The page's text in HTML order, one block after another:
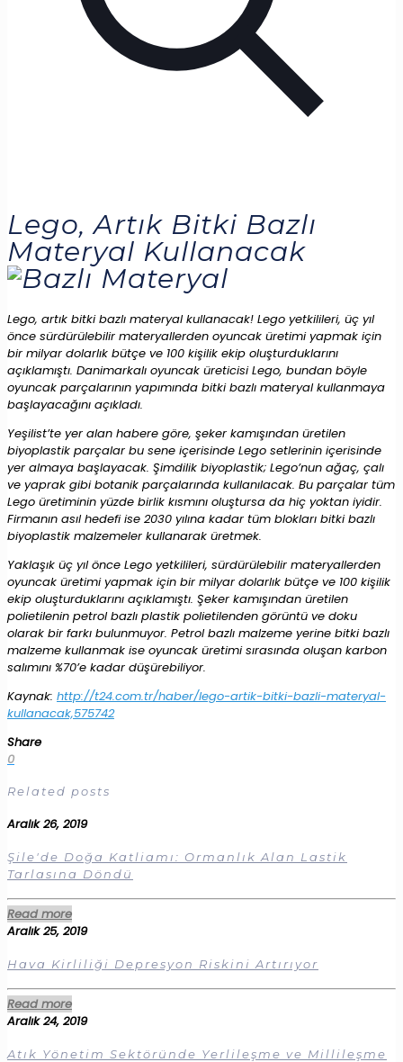
Lego, Artık Bitki Bazlı
Materyal Kullanacak
Lego, artık bitki bazlı materyal kullanacak! Lego yetkilileri, üç yıl
önce sürdürülebilir materyallerden oyuncak üretimi yapmak için
bir milyar dolarlık bütçe ve 100 kişilik ekip oluşturduklarını
açıklamıştı. Danimarkalı oyuncak üreticisi Lego, bundan böyle
oyuncak parçalarının yapımında bitki bazlı materyal kullanmaya
başlayacağını açıkladı.
Yeşilist’te yer alan habere göre, şeker kamışından üretilen
biyoplastik parçalar bu sene içerisinde Lego setlerinin içerisinde
yer almaya başlayacak. Şimdilik biyoplastik; Lego’nun ağaç, çalı
ve yaprak gibi botanik parçalarında kullanılacak. Bu parçalar tüm
Lego üretiminin yüzde birlik kısmını oluştursa da hiç yoktan iyidir.
Firmanın asıl hedefi ise 2030 yılına kadar tüm blokları bitki bazlı
biyoplastik malzemeler kullanarak üretmek.
Yaklaşık üç yıl önce Lego yetkilileri, sürdürülebilir materyallerden
oyuncak üretimi yapmak için bir milyar dolarlık bütçe ve 100 kişilik
ekip oluşturduklarını açıklamıştı. Şeker kamışından üretilen
polietilenin petrol bazlı plastik polietilenden görüntü ve doku
olarak bir farkı bulunmuyor. Petrol bazlı malzeme yerine bitki bazlı
malzeme kullanmak ise oyuncak üretimi sırasında oluşan karbon
salımını %70’e kadar düşürebiliyor.
Kaynak: http://t24.com.tr/haber/lego-artik-bitki-bazli-materyal-
kullanacak,575742
Share
0
Related posts
Aralık 26, 2019
Şile'de Doğa Katliamı: Ormanlık Alan Lastik
Tarlasına Döndü
Read more
Aralık 25, 2019
Hava Kirliliği Depresyon Riskini Artırıyor
Read more
Aralık 24, 2019
Atık Yönetim Sektöründe Yerlileşme ve Millileşme